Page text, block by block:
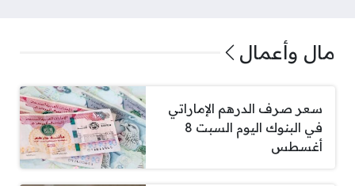
مال وأعمال
سعر صرف الدرهم الإماراتي
في البنوك اليوم السبت 8
أغسطس